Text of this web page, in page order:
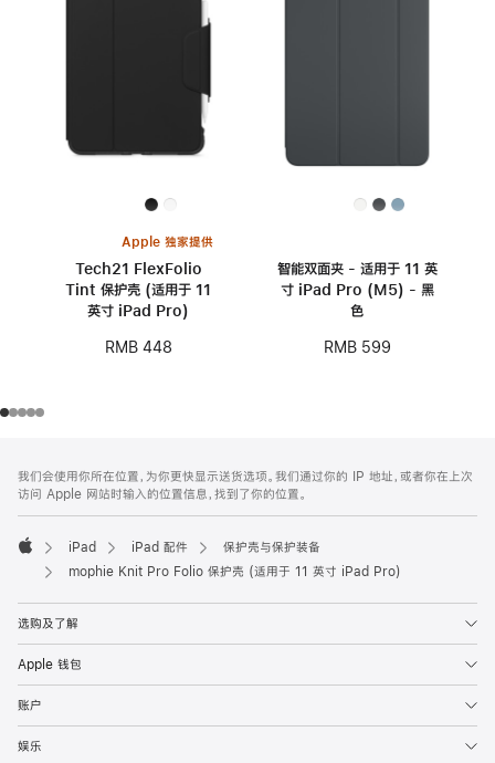
Apple 独家提供
Tech21 FlexFolio
Tint 保护壳 (适用于 11
英寸 iPad Pro)
RMB 448
智能双面夹 - 适用于 11 英
寸 iPad Pro (M5) - 黑
色
RMB 599
页
页
脚
注
我们会使用你所在位置，为你更快显示送货选项。我们通过你的 IP 地址，或者你在上次
访问 Apple 网站时输入的位置信息，找到了你的位置。
Apple
iPad iPad 配件
保护壳与保护装备
mophie Knit Pro Folio 保护壳 (适用于 11 英寸 iPad Pro)
选购及了解
Apple 钱包
账户
娱乐